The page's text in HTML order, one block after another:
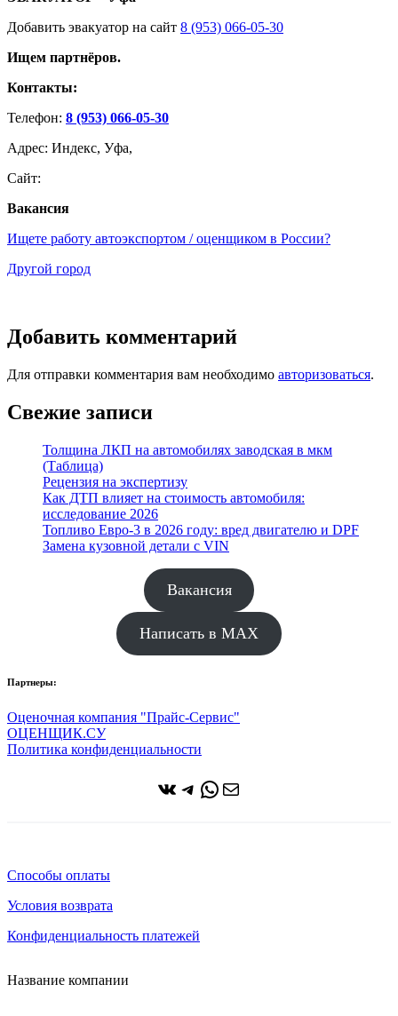
Добавить эвакуатор на сайт 8 (953) 066-05-30
Ищем партнёров.
Контакты:
Телефон: 8 (953) 066-05-30
Адрес: Индекс, Уфа,
Сайт:
Вакансия
Ищете работу автоэкспортом / оценщиком в России?
Другой город
Добавить комментарий
Для отправки комментария вам необходимо авторизоваться.
Свежие записи
Толщина ЛКП на автомобилях заводская в мкм
(Таблица)
Рецензия на экспертизу
Как ДТП влияет на стоимость автомобиля:
исследование 2026
Топливо Евро-3 в 2026 году: вред двигателю и DPF
Замена кузовной детали с VIN
Вакансия
Написать в MAX
Партнеры:
Оценочная компания "Прайс-Сервис"
ОЦЕНЩИК.СУ
Политика конфиденциальности
ВКонтакте
Telegram
WhatsApp
Почта
Способы оплаты
Условия возврата
Конфиденциальность платежей
Название компании